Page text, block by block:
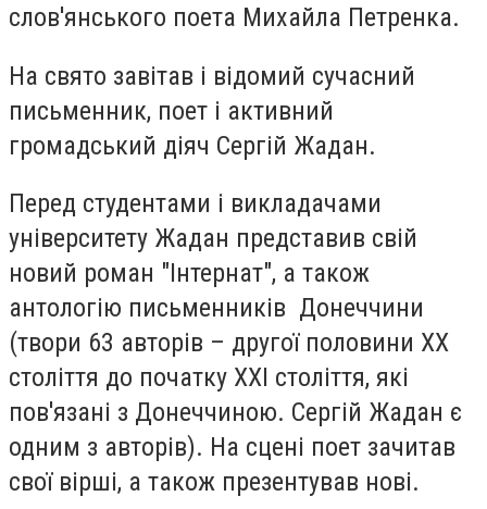
слов'янського поета Михайла Петренка.
На свято завітав і відомий сучасний
письменник, поет і активний
громадський діяч Сергій Жадан.
Перед студентами і викладачами
університету Жадан представив свій
новий роман "Інтернат", а також
антологію письменників Донеччини
(твори 63 авторів – другої половини ХХ
століття до початку ХХІ століття, які
пов'язані з Донеччиною. Сергій Жадан є
одним з авторів). На сцені поет зачитав
свої вірші, а також презентував нові.